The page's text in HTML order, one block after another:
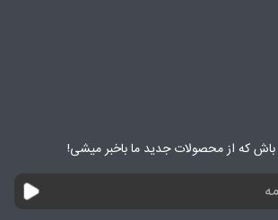
باش که از محصولات جدید ما باخبر میشی!